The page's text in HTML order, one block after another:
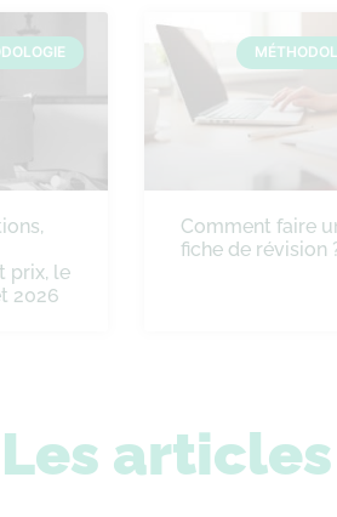
prix, le
2026
Comment faire
fiche de révision
Les